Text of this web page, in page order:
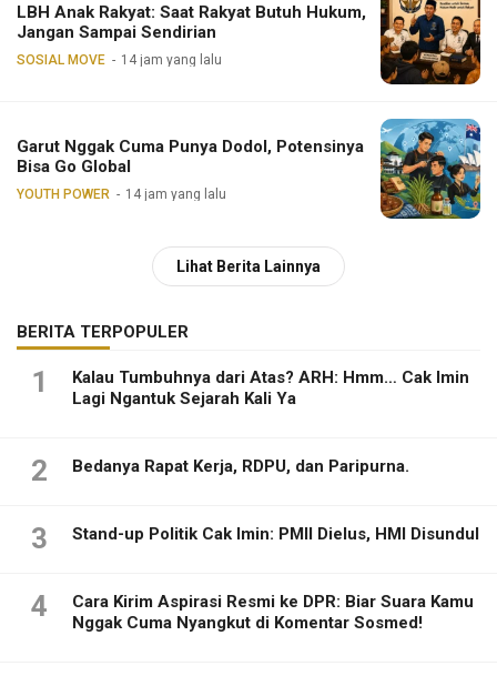
LBH Anak Rakyat: Saat Rakyat Butuh Hukum,
Jangan Sampai Sendirian
SOSIAL MOVE 14 jam yang lalu
Garut Nggak Cuma Punya Dodol, Potensinya
Bisa Go Global
YOUTH POWER 14 jam yang lalu
Lihat Berita Lainnya
BERITA TERPOPULER
1
Kalau Tumbuhnya dari Atas? ARH: Hmm… Cak Imin
Lagi Ngantuk Sejarah Kali Ya
2 Bedanya Rapat Kerja, RDPU, dan Paripurna.
3 Stand-up Politik Cak Imin: PMII Dielus, HMI Disundul
4
Cara Kirim Aspirasi Resmi ke DPR: Biar Suara Kamu
Nggak Cuma Nyangkut di Komentar Sosmed!